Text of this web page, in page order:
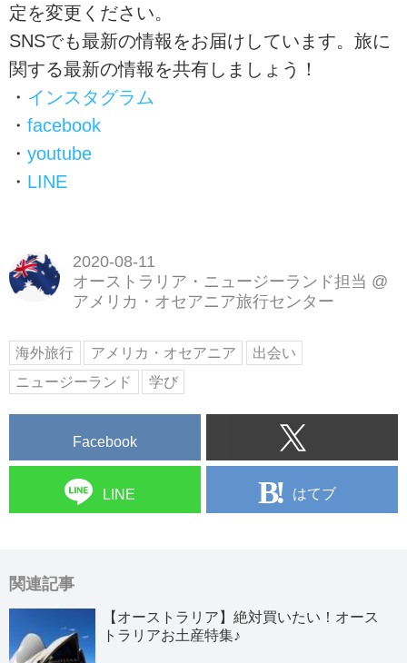
定を変更ください。
SNSでも最新の情報をお届けしています。旅に
関する最新の情報を共有しましょう！
・ インスタグラム
・ facebook
・ youtube
・ LINE
2020-08-11
オーストラリア・ニュージーランド担当 @
アメリカ・オセアニア旅行センター
海外旅行 アメリカ・オセアニア
出会い
ニュージーランド
学び
Facebook
LINE はてブ
関連記事
【オーストラリア】絶対買いたい！オース
トラリアお土産特集♪